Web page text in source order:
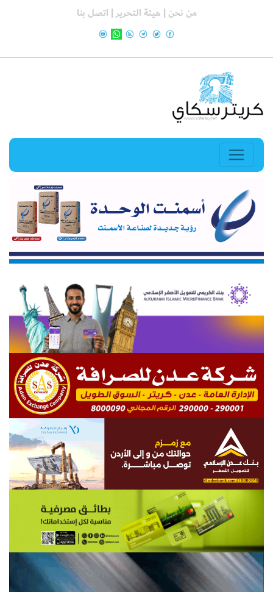
من نحن | هيئة التحرير | اتصل بنا